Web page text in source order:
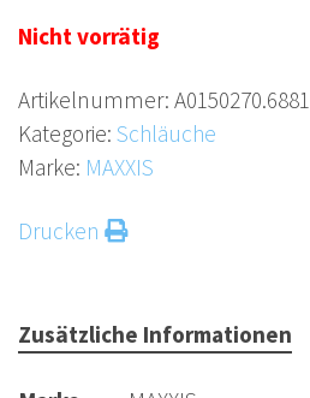
Nicht vorrätig
Artikelnummer: A0150270.6881
Kategorie: Schläuche
Marke: MAXXIS
Drucken
Zusätzliche Informationen